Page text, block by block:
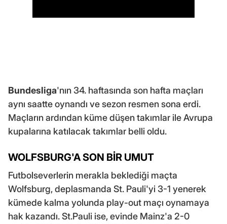
Bundesliga'nın 34. haftasında son hafta maçları
aynı saatte oynandı ve sezon resmen sona erdi.
Maçların ardından küme düşen takımlar ile Avrupa
kupalarına katılacak takımlar belli oldu.
WOLFSBURG'A SON BİR UMUT
Futbolseverlerin merakla beklediği maçta
Wolfsburg, deplasmanda St. Pauli'yi 3-1 yenerek
kümede kalma yolunda play-out maçı oynamaya
hak kazandı. St.Pauli ise, evinde Mainz'a 2-0